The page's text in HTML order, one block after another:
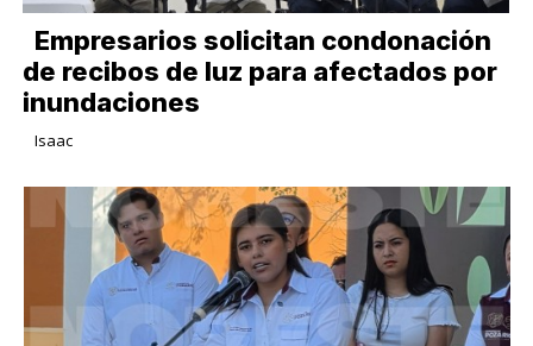
Empresarios solicitan condonación
de recibos de luz para afectados por
inundaciones
Isaac